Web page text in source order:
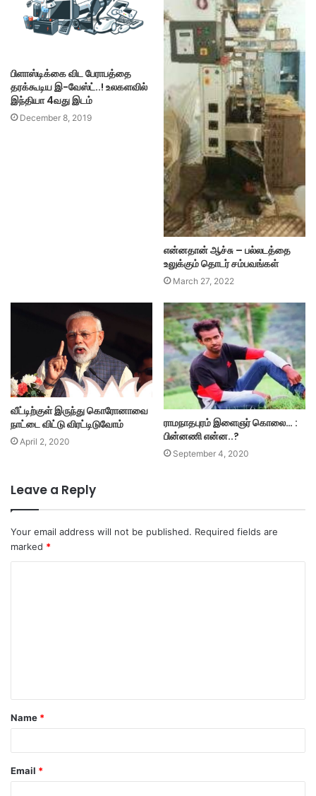
பிளாஸ்டிக்கை விட பேராபத்தை
தரக்கூடிய இ-வேஸ்ட்..! உலகளவில்
இந்தியா 4வது இடம்
December 8, 2019
என்னதான் ஆச்சு – பல்லடத்தை
உலுக்கும் தொடர் சம்பவங்கள்
March 27, 2022
வீட்டிற்குள் இருந்து கொரோனாவை
நாட்டை விட்டு விரட்டிடுவோம்
April 2, 2020
ராமநாதபுரம் இளைஞர் கொலை… :
பின்னணி என்ன..?
September 4, 2020
Leave a Reply
Your email address will not be published. Required fields are
marked *
t
*
Name *
Email *